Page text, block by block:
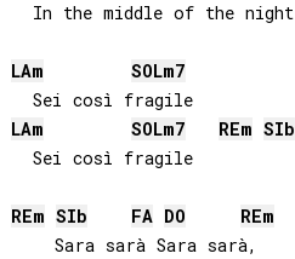
  In the middle of the night
LAm SOLm7
LAm SOLm7 REm SIb
  Sei così fragile
REm SIb FA DO REm
    Sara sarà Sara sarà,